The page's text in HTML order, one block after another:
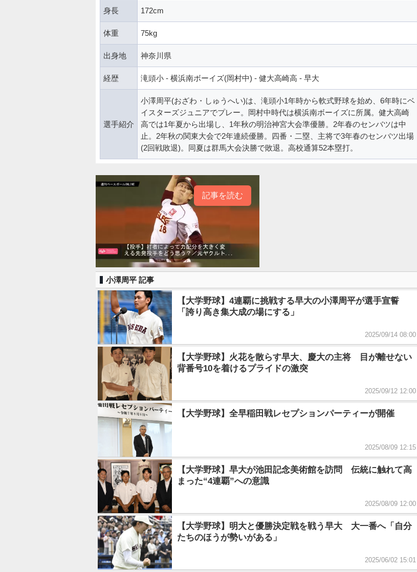
身長 172cm
体重 75kg
出身地 神奈川県
経歴 滝頭小 - 横浜南ボーイズ(岡村中) - 健大高崎高 - 早大
選手紹介
小澤周平(おざわ・しゅうへい)は、滝頭小1年時から軟式野球を始め、6年時にベ
イスターズジュニアでプレー。岡村中時代は横浜南ボーイズに所属。健大高崎
高では1年夏から出場し、1年秋の明治神宮大会準優勝。2年春のセンバツは中
止。2年秋の関東大会で2年連続優勝。四番・二塁、主将で3年春のセンバツ出場
(2回戦敗退)。同夏は群馬大会決勝で敗退。高校通算52本塁打。
記事を読む
小澤周平 記事
【大学野球】4連覇に挑戦する早大の小澤周平が選手宣誓
「誇り高き集大成の場にする」
2025/09/14 08:00
【大学野球】火花を散らす早大、慶大の主将 目が離せない
背番号10を着けるプライドの激突
2025/09/12 12:00
【大学野球】全早稲田戦レセプションパーティーが開催
2025/08/09 12:15
【大学野球】早大が池田記念美術館を訪問 伝統に触れて高
まった“4連覇”への意識
2025/08/09 12:00
【大学野球】明大と優勝決定戦を戦う早大 大一番へ「自分
たちのほうが勢いがある」
2025/06/02 15:01